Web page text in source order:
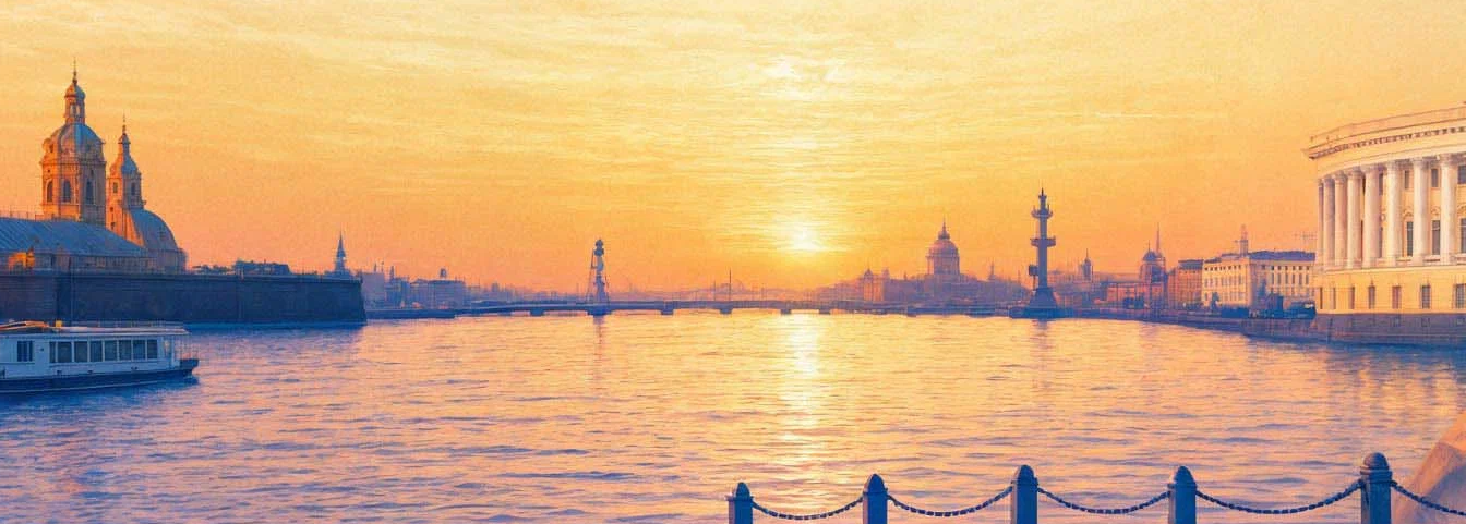
В музеи на Конюшенной площади можно будет попасть только через фанзону Кубка
конфедераций
13 июня 2017, 15:16 Версия для печати
Из-за фанзоны Кубка конфедераций на Конюшенной площади посетители Музея камня и выставки «Большие картины» в здании Конюшенного ведомства должны проходить через КПП и
подвергаться досмотру на предмет колющих, режущих предметов, оружия и других предметов и веществ, запрещенных при проведении массовых мероприятий.
Для того, чтобы туристические группы не разбивались при проходе контроля, а также не стояли в очередях, для них будут работать выделенные коридоры с отдельными рамками. Они будут
расположены на четной стороне канала Грибоедова возле входа в Спас-на-Крови и возле 2-го Садового моста и помечены вывеской «Museum».
Труднее всего придется организованным туристическим группам: оставлять автобусы можно будет со стороны Марсова поля не дальше перекрестка набережной Мойки и 2-го Садового моста,
и для того, чтобы сходить оттуда в Спас-на-Крови, группам придется пройти фанзону насквозь, – то есть пройти контроль и выйти с другой стороны.
Монтаж фанзоны проходил накануне. Читатели «Фонтанки» сообщали, что не могут попасть в Конюшенное ведомство на выставку «Большие картины». В музее прокомментировали, что
филиал закрылся раньше именно из-за монтажа фанзоны — впрочем, в центральной дирекции Музея истории Санкт-Петербурга, к которому относится выставочное пространство в здании
Конюшенного ведомства, были не в курсе проблем.
Фонтанка.ру